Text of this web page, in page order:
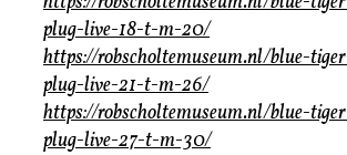
plug-live-18-t-m-20/
https://robscholtemuseum.nl/blue-
plug-live-21-t-m-26/
https://robscholtemuseum.nl/blue-
plug-live-27-t-m-30/